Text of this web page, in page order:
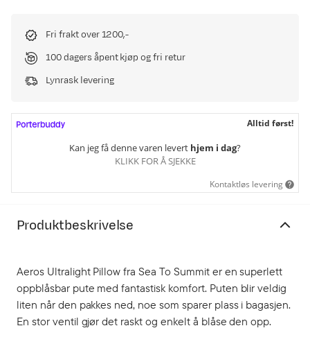
Fri frakt over 1200,-
100 dagers åpent kjøp og fri retur
Lynrask levering
Alltid først!
Kan jeg få denne varen levert hjem i dag?
KLIKK FOR Å SJEKKE
Kontaktløs levering
Produktbeskrivelse
Aeros Ultralight Pillow fra Sea To Summit er en superlett
oppblåsbar pute med fantastisk komfort. Puten blir veldig
liten når den pakkes ned, noe som sparer plass i bagasjen.
En stor ventil gjør det raskt og enkelt å blåse den opp.